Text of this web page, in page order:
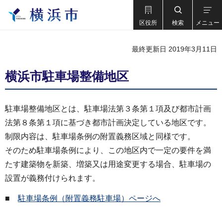
区役所 検索 メニュー
最終更新日 2019年3月11日
横浜市駐車場整備地区
駐車場整備地区とは、駐車場法第３条第１項及び都市計画
法第８条第１項に基づき都市計画決定している地区です。
制限内容は、駐車場条例の附置義務区域と同様です。
そのため駐車場条例により、この地区内で一定の要件を満
たす建築物を新築、増築又は用途変更する場合、駐車場の
設置が義務付けられます。
■ 駐車場条例（附置義務駐車場）ページへ